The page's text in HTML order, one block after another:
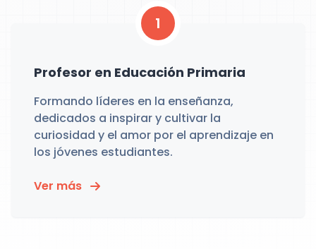
1
Profesor en Educación Primaria
Formando líderes en la enseñanza,
dedicados a inspirar y cultivar la
curiosidad y el amor por el aprendizaje en
los jóvenes estudiantes.
Ver más